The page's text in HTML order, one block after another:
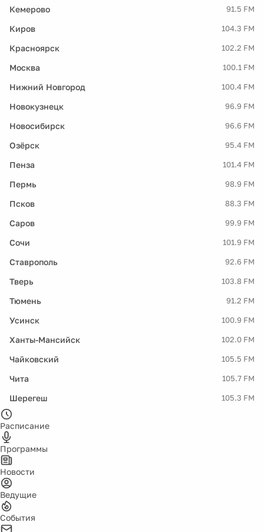
Кемерово 91.5 FM
Киров 104.3 FM
Красноярск 102.2 FM
Москва 100.1 FM
Нижний Новгород 100.4 FM
Новокузнецк 96.9 FM
Новосибирск 96.6 FM
Озёрск 95.4 FM
Пенза 101.4 FM
Пермь 98.9 FM
Псков 88.3 FM
Саров 99.9 FM
Сочи 101.9 FM
Ставрополь 92.6 FM
Тверь 103.8 FM
Тюмень 91.2 FM
Усинск 100.9 FM
Ханты-Мансийск 102.0 FM
Чайковский 105.5 FM
Чита 105.7 FM
Шерегеш 105.3 FM
Расписание
Программы
Новости
Ведущие
События